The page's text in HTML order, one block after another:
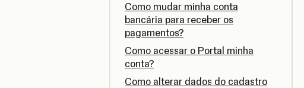
Como mudar minha conta
bancária para receber os
pagamentos?
Como acessar o Portal minha
conta?
Como alterar dados do cadastro